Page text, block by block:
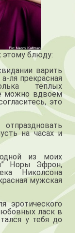
этому блюду:
варить
ля прекрасная
теплых
можно вдвоем
это
на часах и
из моих
Норы Эфрон,
Николсона
мужская
ласк в
у тебя до